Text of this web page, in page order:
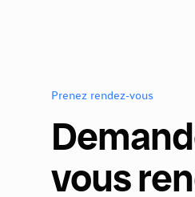
Prenez rendez-vous
vous